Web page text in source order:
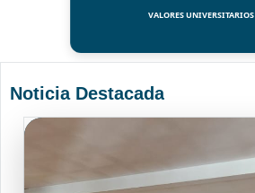
VALORES UNIVERSITARIOS
Noticia Destacada